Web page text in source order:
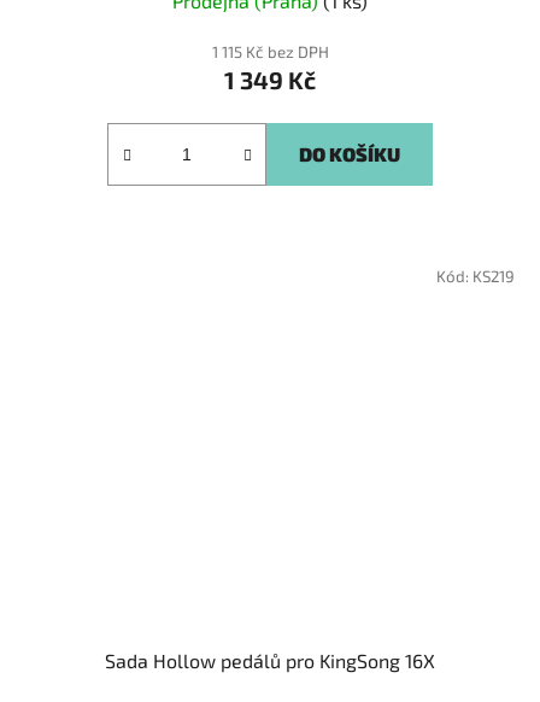
1 115 Kč bez DPH
1 349 Kč
DO KOŠÍKU
Sada Hollow pedálů pro KingSong 16X
Kód: KS219